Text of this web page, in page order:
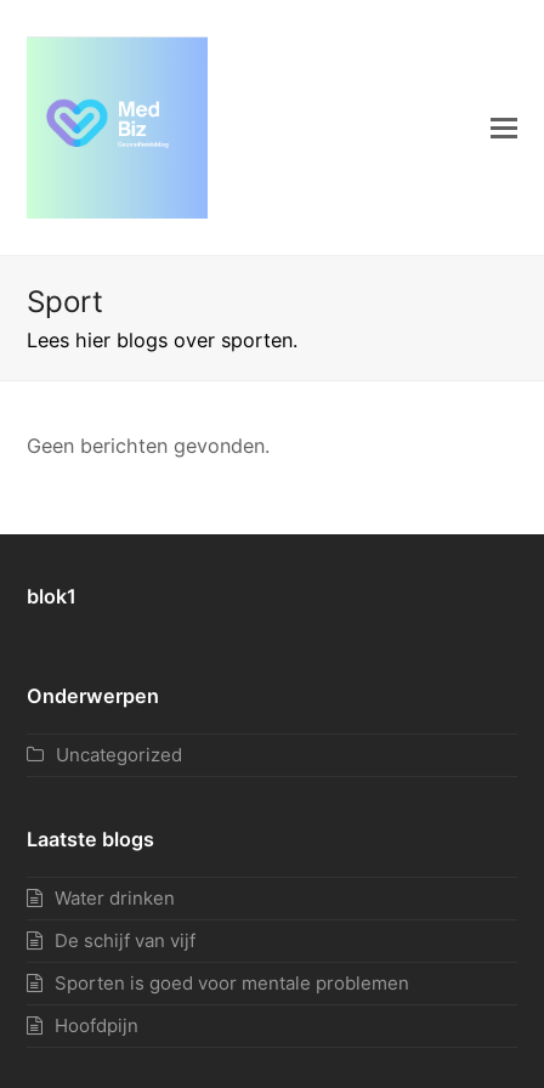
Sport
Lees hier blogs over sporten.
Geen berichten gevonden.
blok1
Onderwerpen
Uncategorized
Laatste blogs
Water drinken
De schijf van vijf
Sporten is goed voor mentale problemen
Hoofdpijn